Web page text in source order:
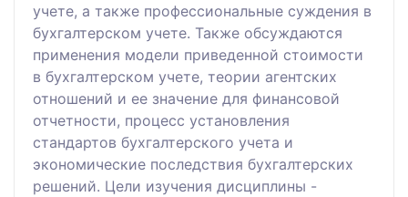
учете, а также профессиональные суждения в
бухгалтерском учете. Также обсуждаются
применения модели приведенной стоимости
в бухгалтерском учете, теории агентских
отношений и ее значение для финансовой
отчетности, процесс установления
стандартов бухгалтерского учета и
экономические последствия бухгалтерских
решений. Цели изучения дисциплины -